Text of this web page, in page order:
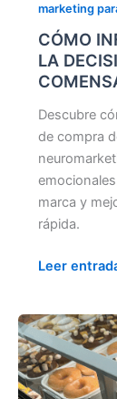
marketing
CÓMO
LA
Descubre
de compra
marca y
rápida.
Leer
CÓMO
HACER
QUE
TU